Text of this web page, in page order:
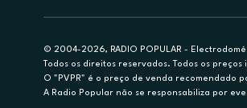
© 2004-2026, RADIO POPULAR -
Todos os direitos reservados. Todos os
O "PVPR" é o preço de venda
A Radio Popular não se responsabiliza por